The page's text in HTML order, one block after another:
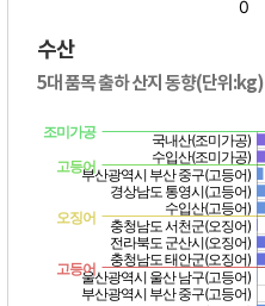
수산
5대 품목 출하 산지 동향(단위:kg)